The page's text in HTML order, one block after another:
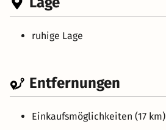
ruhige Lage
Entfernungen
Einkaufsmöglichkeiten (17 km)